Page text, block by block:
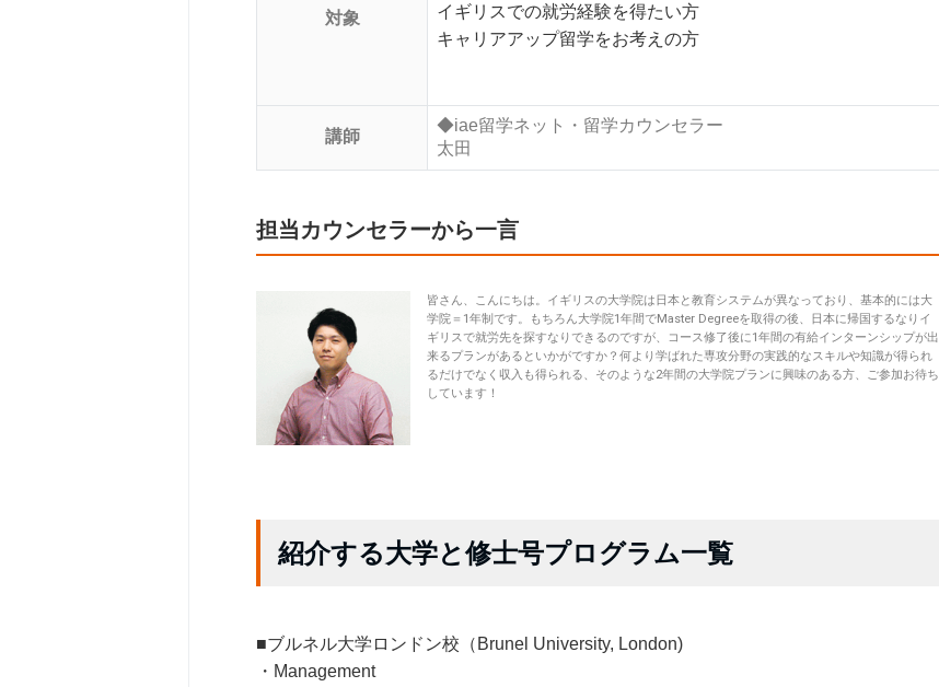
対象
イギリスでの就労経験を得たい方
キャリアアップ留学をお考えの方
講師
◆iae留学ネット・留学カウンセラー
太田
担当カウンセラーから一言
皆さん、こんにちは。イギリスの大学院は日本と教育システムが異なっており、基本的には大
学院＝1年制です。もちろん大学院1年間でMaster Degreeを取得の後、日本に帰国するなりイ
ギリスで就労先を探すなりできるのですが、コース修了後に1年間の有給インターンシップが出
来るプランがあるといかがですか？何より学ばれた専攻分野の実践的なスキルや知識が得られ
るだけでなく収入も得られる、そのような2年間の大学院プランに興味のある方、ご参加お待ち
しています！
紹介する大学と修士号プログラム一覧
■ブルネル大学ロンドン校（Brunel University, London)
・Management